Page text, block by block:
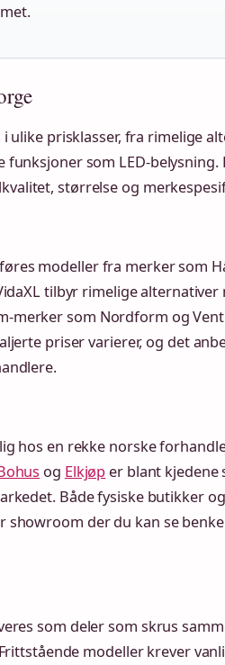
ulike prisklasser, fra rimelige
funksjoner som LED-
størrelse og
modeller fra merker som
tilbyr rimelige
merker som Nordform og
priser varierer, og det
hos en rekke norske
og Elkjøp er blant
Både fysiske butikker
showroom der du kan se
som deler som skrus
modeller krever